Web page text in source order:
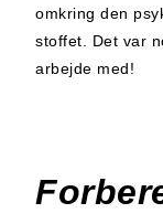
omkring den
stoffet. Det var
arbejde med!